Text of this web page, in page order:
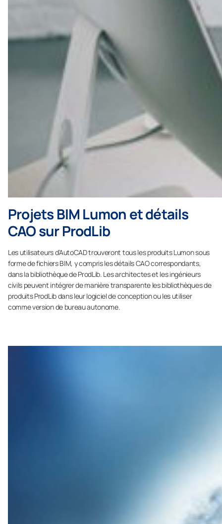
Projets BIM Lumon et détails
CAO sur ProdLib
Les utilisateurs d’AutoCAD trouveront tous les produits Lumon sous
forme de fichiers BIM, y compris les détails CAO correspondants,
dans la bibliothèque de ProdLib. Les architectes et les ingénieurs
civils peuvent intégrer de manière transparente les bibliothèques de
produits ProdLib dans leur logiciel de conception ou les utiliser
comme version de bureau autonome.